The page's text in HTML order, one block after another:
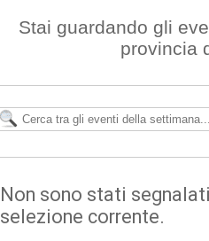
Stai guardando gli
provincia
Non sono stati
selezione corrente.